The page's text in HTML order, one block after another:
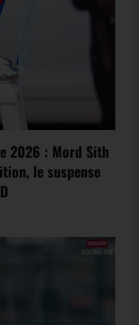
2026 : Mord Sith
le suspense